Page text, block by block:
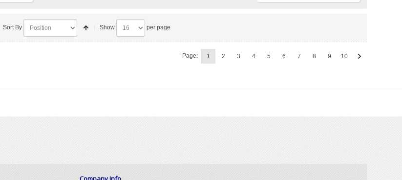
Sort By Show per page
Page: 1 2 3 4 5 6 7 8 9 10